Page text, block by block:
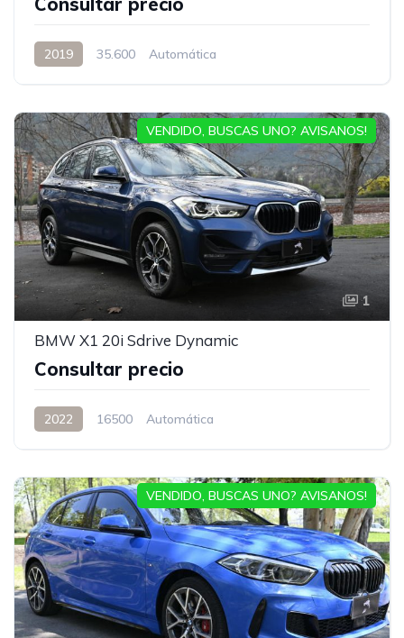
2019 35.600 Automática
1
BMW X1 20i Sdrive Dynamic
Consultar precio
2022 16500 Automática
VENDIDO, BUSCAS UNO? AVISANOS!
VENDIDO, BUSCAS UNO? AVISANOS!